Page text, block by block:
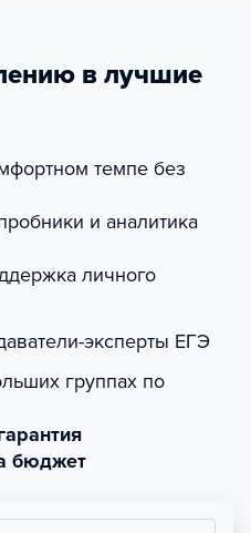
в лучшие
темпе без
и аналитика
личного
эксперты ЕГЭ
группах по
бюджет